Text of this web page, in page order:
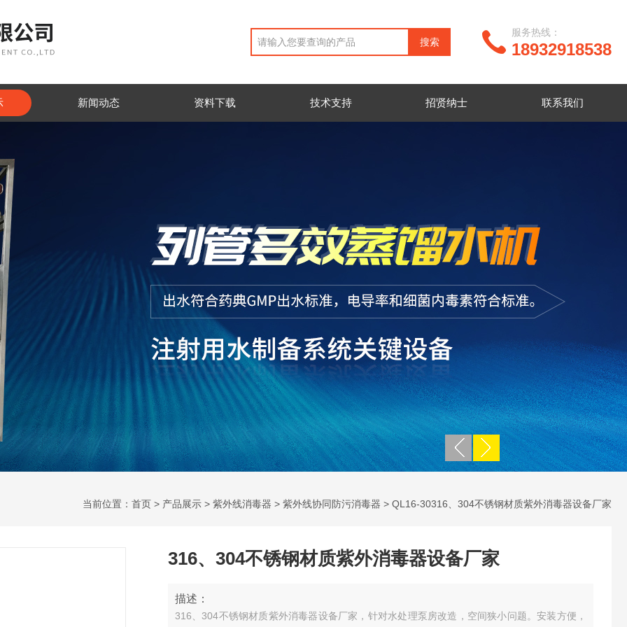
18932918538
服务热线：
新闻动态 资料下载 技术支持 招贤纳士 联系我们
当前位置： 首页 > 产品展示 > 紫外线消毒器 > 紫外线协同防污消毒器 > QL16-30316、304不锈钢材质紫外消毒器设备厂家
316、304不锈钢材质紫外消毒器设备厂家
描述：
316、304不锈钢材质紫外消毒器设备厂家，针对水处理泵房改造，空间狭小问题。安装方便，